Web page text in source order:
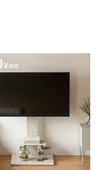
きます。